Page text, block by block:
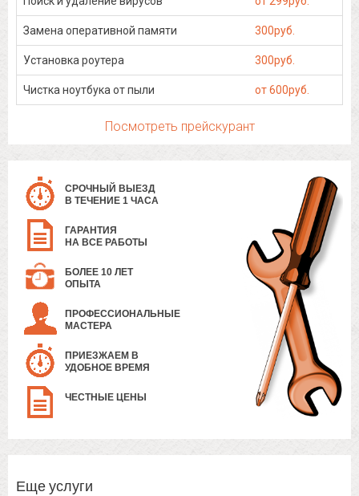
Замена оперативной памяти 300руб.
Установка роутера 300руб.
Чистка ноутбука от пыли от 600руб.
Посмотреть прейскурант
СРОЧНЫЙ ВЫЕЗД
В ТЕЧЕНИЕ 1 ЧАСА
ГАРАНТИЯ
НА ВСЕ РАБОТЫ
БОЛЕЕ 10 ЛЕТ
ОПЫТА
ПРОФЕССИОНАЛЬНЫЕ
МАСТЕРА
ПРИЕЗЖАЕМ В
УДОБНОЕ ВРЕМЯ
ЧЕСТНЫЕ ЦЕНЫ
Еще услуги